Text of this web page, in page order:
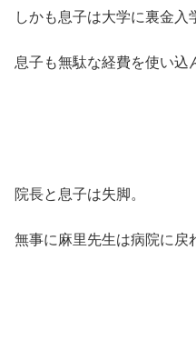
しかも息子は大学に裏金入
息子も無駄な経費を使い込
院長と息子は失脚。
無事に麻里先生は病院に戻